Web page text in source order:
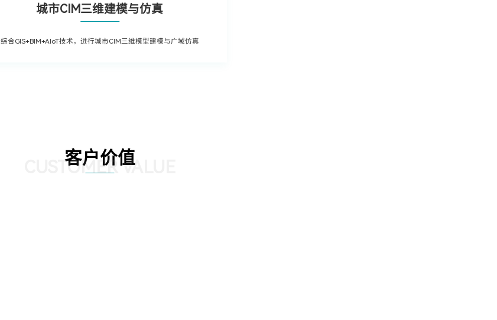
城市CIM三维建模与仿真
综合GIS+BIM+AIoT技术，进行城市CIM三维模型建模与广域仿真
客户价值
CUSTOMER VALUE